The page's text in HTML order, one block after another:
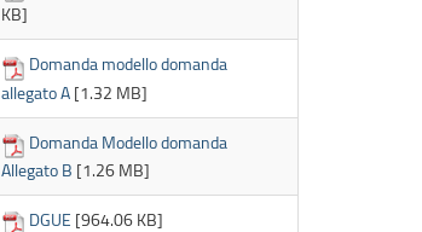
KB]
Domanda modello domanda
allegato A [1.32 MB]
Domanda Modello domanda
Allegato B [1.26 MB]
DGUE [964.06 KB]